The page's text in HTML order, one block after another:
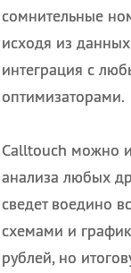
сомнительные
исходя из
интеграция с
оптимизаторами.
Calltouch можно
анализа любых
сведет воедино
схемами и
рублей, но